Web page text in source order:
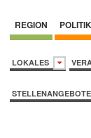
REGION POLITIK
LOKALES
STELLENANGEBOTE